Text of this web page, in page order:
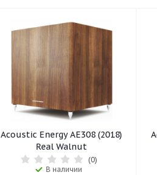
Acoustic Energy AE308 (2018)
Real Walnut
(0)
В наличии